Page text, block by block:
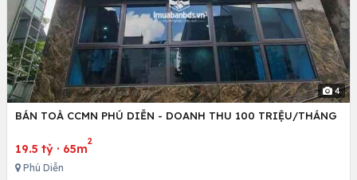
4
BÁN TOÀ CCMN PHÚ DIỄN - DOANH THU 100 TRIỆU/THÁNG
19.5 tỷ · 65m
2
Phú Diễn